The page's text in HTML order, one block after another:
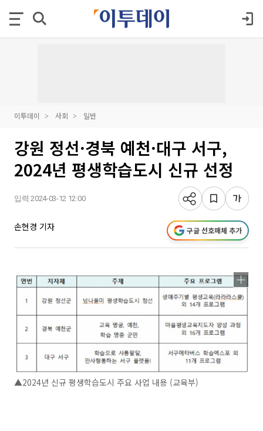
이투데이 사회 일반
강원 정선·경북 예천·대구 서구,
2024년 평생학습도시 신규 선정
입력 2024-03-12 12:00
손현경 기자 구글 선호매체 추가
▲2024년 신규 평생학습도시 주요 사업 내용 (교육부)